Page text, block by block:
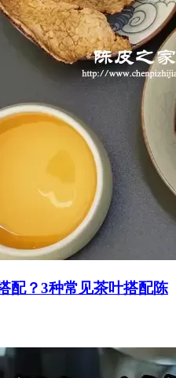
配？3种常见茶叶搭配陈